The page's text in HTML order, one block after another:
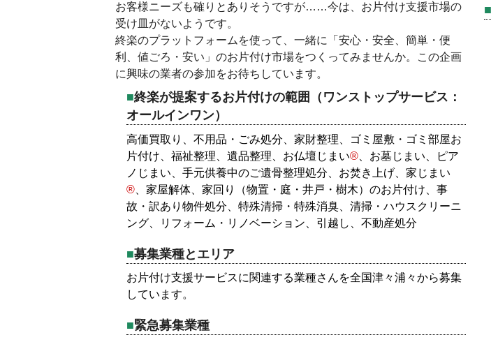
お客様ニーズも確りとありそうですが……今は、お片付け支援市場の
受け皿がないようです。
終楽のプラットフォームを使って、一緒に「安心・安全、簡単・便
利、値ごろ・安い」のお片付け市場をつくってみませんか。この企画
に興味の業者の参加をお待ちしています。
終楽が提案するお片付けの範囲（ワンストップサービス：
オールインワン）
高価買取り、不用品・ごみ処分、家財整理、ゴミ屋敷・ゴミ部屋お
片付け、福祉整理、遺品整理、お仏壇じまい® 、お墓じまい、ピア
ノじまい、手元供養中のご遺骨整理処分、お焚き上げ、家じまい
® 、家屋解体、家回り（物置・庭・井戸・樹木）のお片付け、事
故・訳あり物件処分、特殊清掃・特殊消臭、清掃・ハウスクリーニ
ング、リフォーム・リノベーション、引越し、不動産処分
募集業種とエリア
お片付け支援サービスに関連する業種さんを全国津々浦々から募集
しています。
緊急募集業種